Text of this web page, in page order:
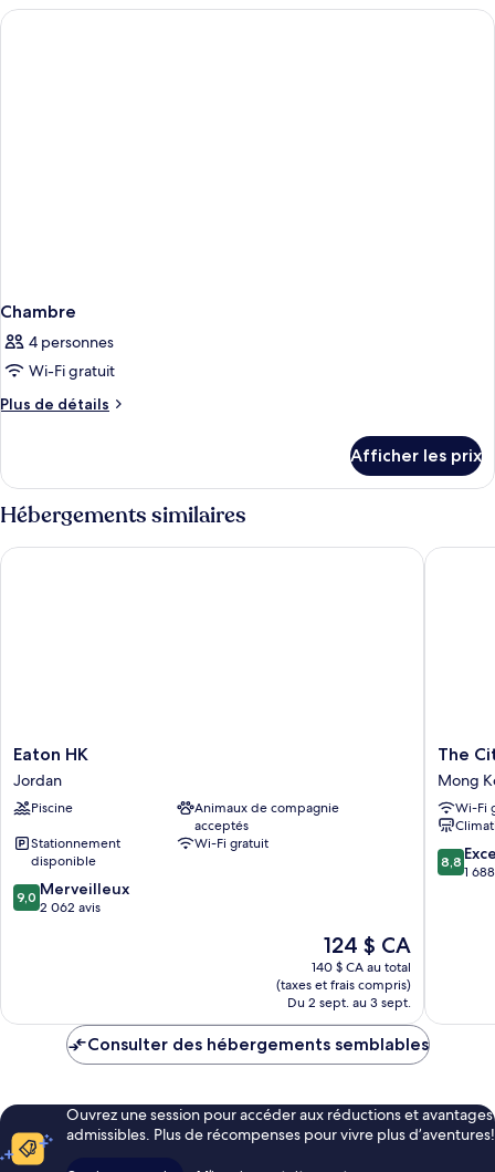
Chambre
4 personnes
Wi-Fi gratuit
Plus de détails
Plus
Chambre
Afficher les prix
Hébergements similaires
Eaton
HK
Jordan
Eaton HK
Jordan
Piscine
Animaux de compagnie
acceptés
Stationnement
disponible
Wi-Fi gratuit
9.0
sur
9,0 Merveilleux
2 062 avis
Le
prix
est
de
124 $ CA
124 $ CA
140 $ CA au total
(taxes et frais compris)
Du 2 sept. au 3 sept.
Eaton HK
The
Cityview
-
Chinese
YMCA
of
Hong
The
Mong
Wi-Fi
8.8
sur
8,8
1
The
Consulter des hébergements semblables
Ouvrez une session pour accéder aux réductions et avantages
admissibles. Plus de récompenses pour vivre plus d’aventures!